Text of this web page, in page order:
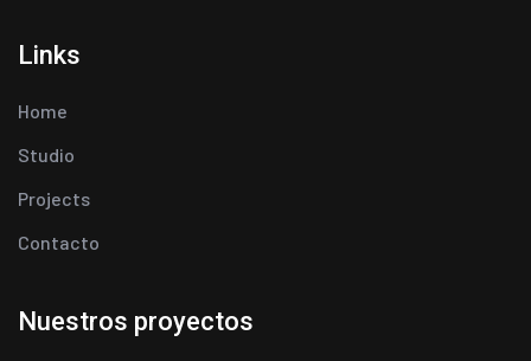
Links
Home
Studio
Projects
Contacto
Nuestros proyectos